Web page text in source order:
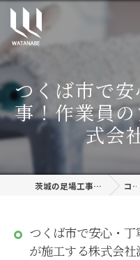
つくば市で
事！作業員
式会
茨城の足場工事なら株式会社渡邊建設 コラム
つくば市で安心・
が施工する株式会社